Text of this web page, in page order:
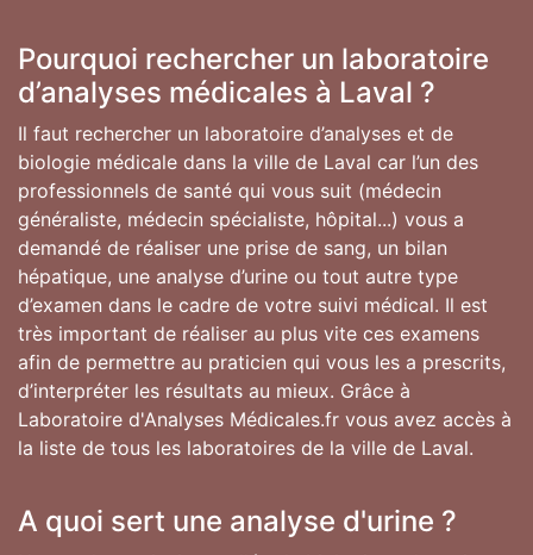
Pourquoi rechercher un laboratoire
d’analyses médicales à Laval ?
Il faut rechercher un laboratoire d’analyses et de
biologie médicale dans la ville de Laval car l’un des
professionnels de santé qui vous suit (médecin
généraliste, médecin spécialiste, hôpital...) vous a
demandé de réaliser une prise de sang, un bilan
hépatique, une analyse d’urine ou tout autre type
d’examen dans le cadre de votre suivi médical. Il est
très important de réaliser au plus vite ces examens
afin de permettre au praticien qui vous les a prescrits,
d’interpréter les résultats au mieux. Grâce à
Laboratoire d'Analyses Médicales.fr vous avez accès à
la liste de tous les laboratoires de la ville de Laval.
A quoi sert une analyse d'urine ?